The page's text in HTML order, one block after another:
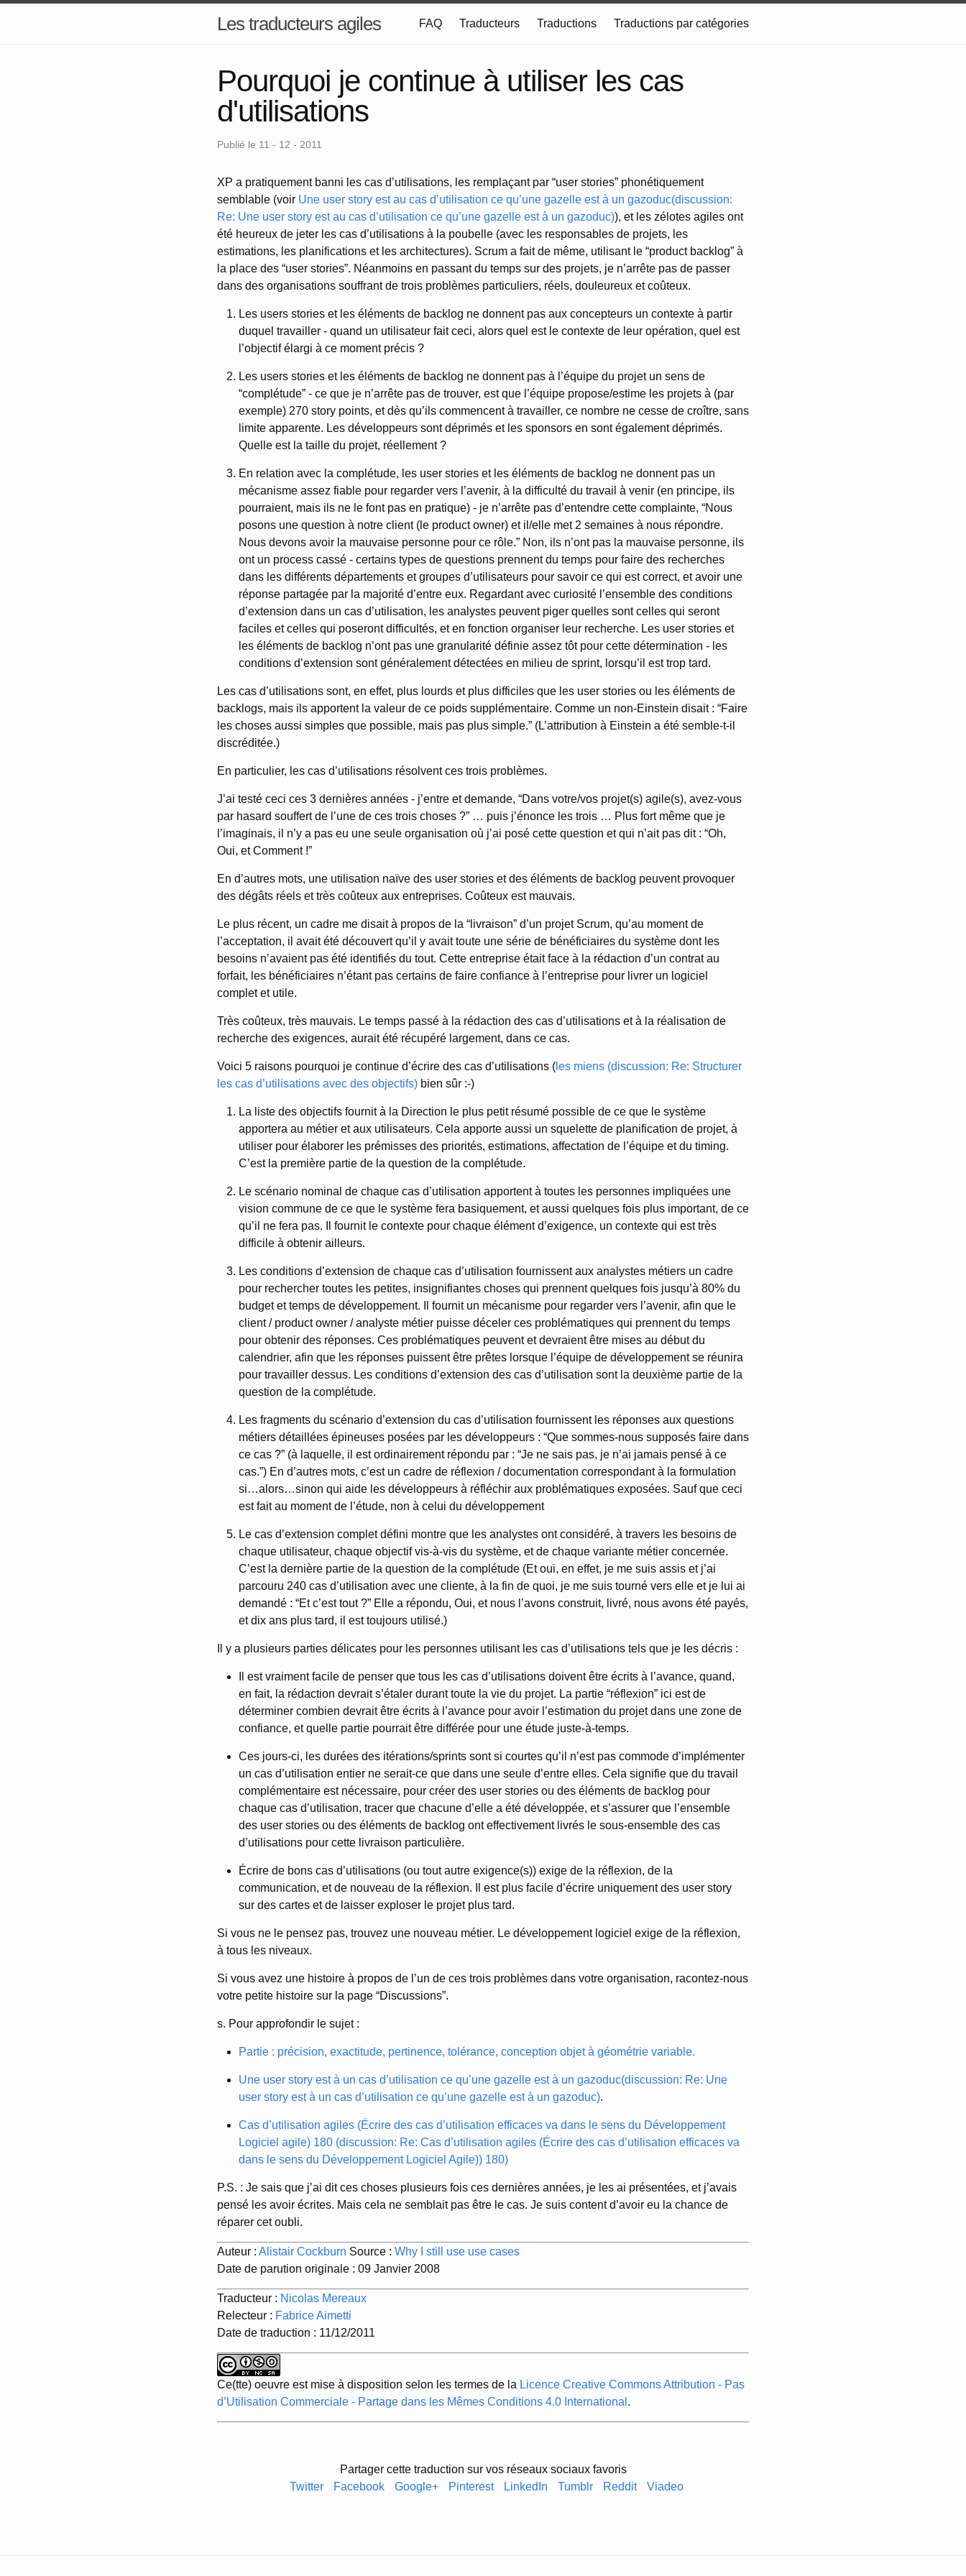
Les traducteurs agiles FAQ Traducteurs Traductions Traductions par catégories
Pourquoi je continue à utiliser les cas
d'utilisations
Publié le 11 - 12 - 2011
XP a pratiquement banni les cas d’utilisations, les remplaçant par “user stories” phonétiquement
semblable (voir Une user story est au cas d’utilisation ce qu’une gazelle est à un gazoduc(discussion:
Re: Une user story est au cas d’utilisation ce qu’une gazelle est à un gazoduc)), et les zélotes agiles ont
été heureux de jeter les cas d’utilisations à la poubelle (avec les responsables de projets, les
estimations, les planifications et les architectures). Scrum a fait de même, utilisant le “product backlog” à
la place des “user stories”. Néanmoins en passant du temps sur des projets, je n’arrête pas de passer
dans des organisations souffrant de trois problèmes particuliers, réels, douleureux et coûteux.
Les users stories et les éléments de backlog ne donnent pas aux concepteurs un contexte à partir
duquel travailler - quand un utilisateur fait ceci, alors quel est le contexte de leur opération, quel est
l’objectif élargi à ce moment précis ?
Les users stories et les éléments de backlog ne donnent pas à l’équipe du projet un sens de
“complétude” - ce que je n’arrête pas de trouver, est que l’équipe propose/estime les projets à (par
exemple) 270 story points, et dès qu’ils commencent à travailler, ce nombre ne cesse de croître, sans
limite apparente. Les développeurs sont déprimés et les sponsors en sont également déprimés.
Quelle est la taille du projet, réellement ?
En relation avec la complétude, les user stories et les éléments de backlog ne donnent pas un
mécanisme assez fiable pour regarder vers l’avenir, à la difficulté du travail à venir (en principe, ils
pourraient, mais ils ne le font pas en pratique) - je n’arrête pas d’entendre cette complainte, “Nous
posons une question à notre client (le product owner) et il/elle met 2 semaines à nous répondre.
Nous devons avoir la mauvaise personne pour ce rôle.” Non, ils n’ont pas la mauvaise personne, ils
ont un process cassé - certains types de questions prennent du temps pour faire des recherches
dans les différents départements et groupes d’utilisateurs pour savoir ce qui est correct, et avoir une
réponse partagée par la majorité d’entre eux. Regardant avec curiosité l’ensemble des conditions
d’extension dans un cas d’utilisation, les analystes peuvent piger quelles sont celles qui seront
faciles et celles qui poseront difficultés, et en fonction organiser leur recherche. Les user stories et
les éléments de backlog n’ont pas une granularité définie assez tôt pour cette détermination - les
conditions d’extension sont généralement détectées en milieu de sprint, lorsqu’il est trop tard.
Les cas d’utilisations sont, en effet, plus lourds et plus difficiles que les user stories ou les éléments de
backlogs, mais ils apportent la valeur de ce poids supplémentaire. Comme un non-Einstein disait : “Faire
les choses aussi simples que possible, mais pas plus simple.” (L’attribution à Einstein a été semble-t-il
discréditée.)
En particulier, les cas d’utilisations résolvent ces trois problèmes.
J’ai testé ceci ces 3 dernières années - j’entre et demande, “Dans votre/vos projet(s) agile(s), avez-vous
par hasard souffert de l’une de ces trois choses ?” … puis j’énonce les trois … Plus fort même que je
l’imaginais, il n’y a pas eu une seule organisation où j’ai posé cette question et qui n’ait pas dit : “Oh,
Oui, et Comment !”
En d’autres mots, une utilisation naïve des user stories et des éléments de backlog peuvent provoquer
des dégâts réels et très coûteux aux entreprises. Coûteux est mauvais.
Le plus récent, un cadre me disait à propos de la “livraison” d’un projet Scrum, qu’au moment de
l’acceptation, il avait été découvert qu’il y avait toute une série de bénéficiaires du système dont les
besoins n’avaient pas été identifiés du tout. Cette entreprise était face à la rédaction d’un contrat au
forfait, les bénéficiaires n’étant pas certains de faire confiance à l’entreprise pour livrer un logiciel
complet et utile.
Très coûteux, très mauvais. Le temps passé à la rédaction des cas d’utilisations et à la réalisation de
recherche des exigences, aurait été récupéré largement, dans ce cas.
Voici 5 raisons pourquoi je continue d’écrire des cas d’utilisations ( les miens (discussion: Re: Structurer
les cas d’utilisations avec des objectifs) bien sûr :-)
La liste des objectifs fournit à la Direction le plus petit résumé possible de ce que le système
apportera au métier et aux utilisateurs. Cela apporte aussi un squelette de planification de projet, à
utiliser pour élaborer les prémisses des priorités, estimations, affectation de l’équipe et du timing.
C’est la première partie de la question de la complétude.
Le scénario nominal de chaque cas d’utilisation apportent à toutes les personnes impliquées une
vision commune de ce que le système fera basiquement, et aussi quelques fois plus important, de ce
qu’il ne fera pas. Il fournit le contexte pour chaque élément d’exigence, un contexte qui est très
difficile à obtenir ailleurs.
Les conditions d’extension de chaque cas d’utilisation fournissent aux analystes métiers un cadre
pour rechercher toutes les petites, insignifiantes choses qui prennent quelques fois jusqu’à 80% du
budget et temps de développement. Il fournit un mécanisme pour regarder vers l’avenir, afin que le
client / product owner / analyste métier puisse déceler ces problématiques qui prennent du temps
pour obtenir des réponses. Ces problématiques peuvent et devraient être mises au début du
calendrier, afin que les réponses puissent être prêtes lorsque l’équipe de développement se réunira
pour travailler dessus. Les conditions d’extension des cas d’utilisation sont la deuxième partie de la
question de la complétude.
Les fragments du scénario d’extension du cas d’utilisation fournissent les réponses aux questions
métiers détaillées épineuses posées par les développeurs : “Que sommes-nous supposés faire dans
ce cas ?” (à laquelle, il est ordinairement répondu par : “Je ne sais pas, je n’ai jamais pensé à ce
cas.”) En d’autres mots, c’est un cadre de réflexion / documentation correspondant à la formulation
si…alors…sinon qui aide les développeurs à réfléchir aux problématiques exposées. Sauf que ceci
est fait au moment de l’étude, non à celui du développement
Le cas d’extension complet défini montre que les analystes ont considéré, à travers les besoins de
chaque utilisateur, chaque objectif vis-à-vis du système, et de chaque variante métier concernée.
C’est la dernière partie de la question de la complétude (Et oui, en effet, je me suis assis et j’ai
parcouru 240 cas d’utilisation avec une cliente, à la fin de quoi, je me suis tourné vers elle et je lui ai
demandé : “Et c’est tout ?” Elle a répondu, Oui, et nous l’avons construit, livré, nous avons été payés,
et dix ans plus tard, il est toujours utilisé.)
Il y a plusieurs parties délicates pour les personnes utilisant les cas d’utilisations tels que je les décris :
Il est vraiment facile de penser que tous les cas d’utilisations doivent être écrits à l’avance, quand,
en fait, la rédaction devrait s’étaler durant toute la vie du projet. La partie “réflexion” ici est de
déterminer combien devrait être écrits à l’avance pour avoir l’estimation du projet dans une zone de
confiance, et quelle partie pourrait être différée pour une étude juste-à-temps.
Ces jours-ci, les durées des itérations/sprints sont si courtes qu’il n’est pas commode d’implémenter
un cas d’utilisation entier ne serait-ce que dans une seule d’entre elles. Cela signifie que du travail
complémentaire est nécessaire, pour créer des user stories ou des éléments de backlog pour
chaque cas d’utilisation, tracer que chacune d’elle a été développée, et s’assurer que l’ensemble
des user stories ou des éléments de backlog ont effectivement livrés le sous-ensemble des cas
d’utilisations pour cette livraison particulière.
Écrire de bons cas d’utilisations (ou tout autre exigence(s)) exige de la réflexion, de la
communication, et de nouveau de la réflexion. Il est plus facile d’écrire uniquement des user story
sur des cartes et de laisser exploser le projet plus tard.
Si vous ne le pensez pas, trouvez une nouveau métier. Le développement logiciel exige de la réflexion,
à tous les niveaux.
Si vous avez une histoire à propos de l’un de ces trois problèmes dans votre organisation, racontez-nous
votre petite histoire sur la page “Discussions”.
s. Pour approfondir le sujet :
Partie : précision, exactitude, pertinence, tolérance, conception objet à géométrie variable.
Une user story est à un cas d’utilisation ce qu’une gazelle est à un gazoduc(discussion: Re: Une
user story est à un cas d’utilisation ce qu’une gazelle est à un gazoduc).
Cas d’utilisation agiles (Écrire des cas d’utilisation efficaces va dans le sens du Développement
Logiciel agile) 180 (discussion: Re: Cas d’utilisation agiles (Écrire des cas d’utilisation efficaces va
dans le sens du Développement Logiciel Agile)) 180)
P.S. : Je sais que j’ai dit ces choses plusieurs fois ces dernières années, je les ai présentées, et j’avais
pensé les avoir écrites. Mais cela ne semblait pas être le cas. Je suis content d’avoir eu la chance de
réparer cet oubli.
Auteur : Alistair Cockburn Source : Why I still use use cases
Date de parution originale : 09 Janvier 2008
Traducteur : Nicolas Mereaux
Relecteur : Fabrice Aimetti
Date de traduction : 11/12/2011
Ce(tte) oeuvre est mise à disposition selon les termes de la Licence Creative Commons Attribution - Pas
d’Utilisation Commerciale - Partage dans les Mêmes Conditions 4.0 International .
Partager cette traduction sur vos réseaux sociaux favoris
Twitter
Facebook Google+ Pinterest LinkedIn Tumblr Reddit Viadeo